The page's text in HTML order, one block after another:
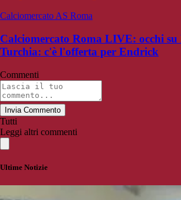
Calciomercato AS Roma
Calciomercato Roma LIVE: occhi
Turchia: c'è l'offerta per Endrick
Commenti
Invia Commento
Tutti
Leggi altri commenti
Ultime Notizie